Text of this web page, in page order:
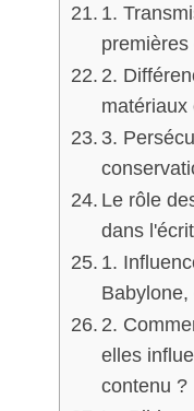
1.
2.
matériaux
3.
Le rôle
dans
1.
2.
elles
contenu ?